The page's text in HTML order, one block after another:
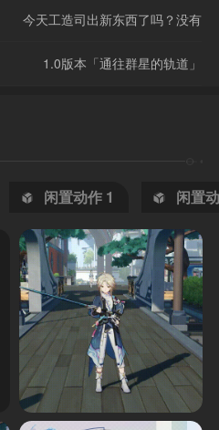
今天工造司出新东西了吗？没有
1.0版本「通往群星的轨道」
闲置动作 1 闲置